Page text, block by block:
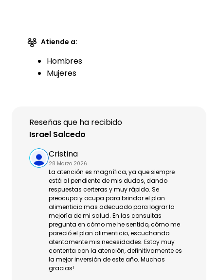
Atiende a:
Hombres
Mujeres
Reseñas que ha recibido
Israel Salcedo
Cristina
28 Marzo 2026
La atención es magnífica, ya que siempre
está al pendiente de mis dudas, dando
respuestas certeras y muy rápido. Se
preocupa y ocupa para brindar el plan
alimenticio mas adecuado para lograr la
mejoría de mi salud. En las consultas
pregunta en cómo me he sentido, cómo me
pareció el plan alimenticio, escuchando
atentamente mis necesidades. Estoy muy
contenta con la atención, definitivamente es
la mejor inversión de este año. Muchas
gracias!